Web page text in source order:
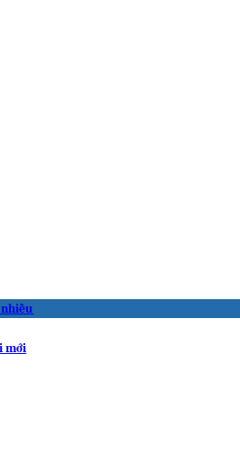
mới